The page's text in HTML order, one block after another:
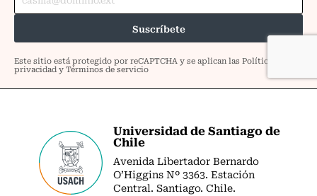
Universidad de Santiago de
Chile
Avenida Libertador Bernardo
O’Higgins Nº 3363. Estación
Central. Santiago. Chile.